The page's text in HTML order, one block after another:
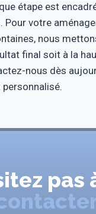
étape est
Pour votre
nous
final soit à la
nous dès
pas